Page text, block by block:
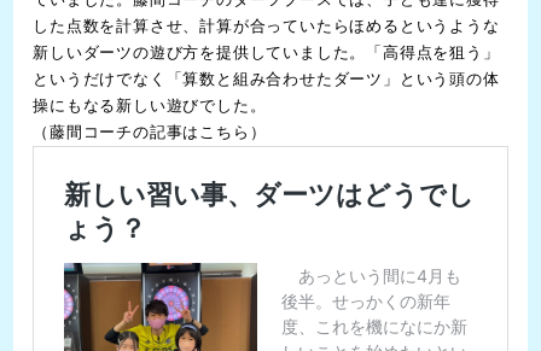
した点数を計算させ、計算が合っていたらほめるというような
新しいダーツの遊び方を提供していました。「高得点を狙う」
というだけでなく「算数と組み合わせたダーツ」という頭の体
操にもなる新しい遊びでした。
（藤間コーチの記事はこちら）